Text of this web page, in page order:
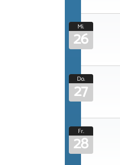
Mi.
26
Do.
27
Fr.
28